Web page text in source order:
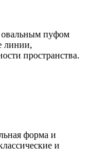
овальным пуфом
линии,
пространства.
форма и
и